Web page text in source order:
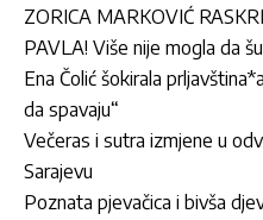
ZORICA MARKOVIĆ
PAVLA! Više nije mogla da
Ena Čolić šokirala
da spavaju“
Večeras i sutra izmjene u
Sarajevu
Poznata pjevačica i bivša